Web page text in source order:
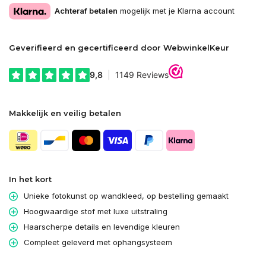
Achteraf betalen mogelijk met je Klarna account
Geverifieerd en gecertificeerd door WebwinkelKeur
Makkelijk en veilig betalen
In het kort
Unieke fotokunst op wandkleed, op bestelling gemaakt
Hoogwaardige stof met luxe uitstraling
Haarscherpe details en levendige kleuren
Compleet geleverd met ophangsysteem